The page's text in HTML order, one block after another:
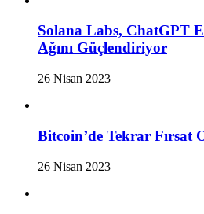
Solana Labs, ChatGPT
Ağını Güçlendiriyor
26 Nisan 2023
Bitcoin’de Tekrar Fırsat
26 Nisan 2023